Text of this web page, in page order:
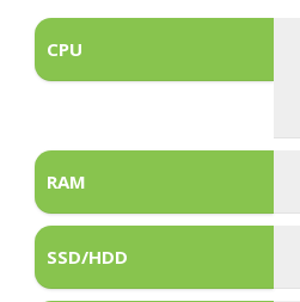
CPU
RAM
SSD/HDD